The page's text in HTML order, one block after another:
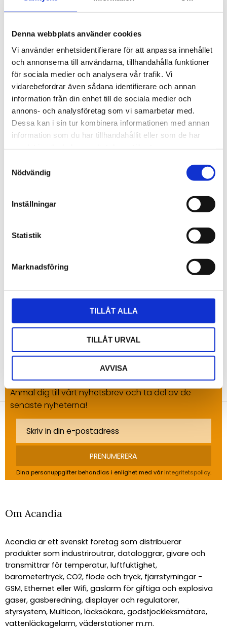
Denna webbplats använder cookies
Vi använder enhetsidentifierare för att anpassa innehållet
och annonserna till användarna, tillhandahålla funktioner
för sociala medier och analysera vår trafik. Vi
vidarebefordrar även sådana identifierare och annan
information från din enhet till de sociala medier och
annons- och analysföretag som vi samarbetar med.
Dessa kan i sin tur kombinera informationen med annan
information som du har tillhandahållit eller som de har
Nödvändig
Inställningar
Statistik
Marknadsföring
TILLÅT ALLA
TILLÅT URVAL
AVVISA
eller som en ModBus RS485-transmitter, vilket möjliggör
Sensotox 2 kan anslutas via Modbus till GasVisor
gaslarmpanel som övervakar varje sensors status och
larm, med många olika kontrollmöjligheter, indikationer
och alternativ. Dessutom har enheten en 4-20 mA
utgång som kan anslutas till GasVisor larmcentral med
upp till 8 analoga ingångar.
STÄLL EN FRÅGA OM PRODUKTEN
Egenskaper
Omdömen
Bli den första att lämna ett omdöme.
NYHETSBREV
Anmäl dig till vårt nyhetsbrev och ta del av de
senaste nyheterna!
PRENUMERERA
Dina personuppgifter behandlas i enlighet med vår integritetspolicy.
Om Acandia
Acandia är ett svenskt företag som distribuerar
produkter som industriroutrar, dataloggrar, givare och
transmittrar för temperatur, luftfuktighet,
barometertryck, CO2, flöde och tryck, fjärrstyrningar -
GSM, Ethernet eller Wifi, gaslarm för giftiga och explosiva
gaser, gasberedning, displayer och regulatorer,
styrsystem, Multicon, läcksökare, godstjockleksmätare,
vattenläckagelarm, väderstationer m.m.